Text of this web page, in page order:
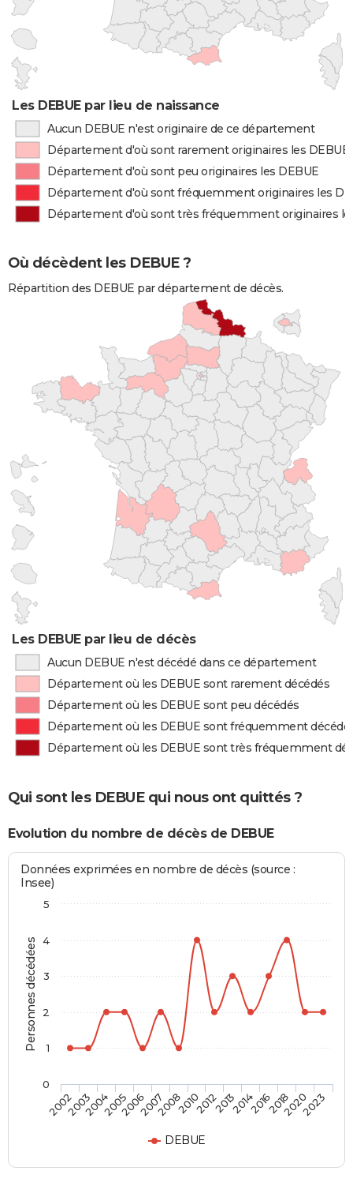
Les DEBUE par lieu de naissance
Aucun DEBUE n'est originaire de ce département
Département d'où sont rarement originaires les DEBUE
Département d'où sont peu originaires les DEBUE
Département d'où sont fréquemment originaires les
Département d'où sont très fréquemment originaires
Où décèdent les DEBUE ?
Répartition des DEBUE par département de décès.
Les DEBUE par lieu de décès
Aucun DEBUE n'est décédé dans ce département
Département où les DEBUE sont rarement décédés
Département où les DEBUE sont peu décédés
Département où les DEBUE sont fréquemment
Département où les DEBUE sont très fréquemment
Qui sont les DEBUE qui nous ont quittés ?
Evolution du nombre de décès de DEBUE
Personnes décédées
Données exprimées en nombre de décès (source :
Insee)
DEBUE
200220032004200520062007200820102012201320142016201820202023
0
1
2
3
4
5